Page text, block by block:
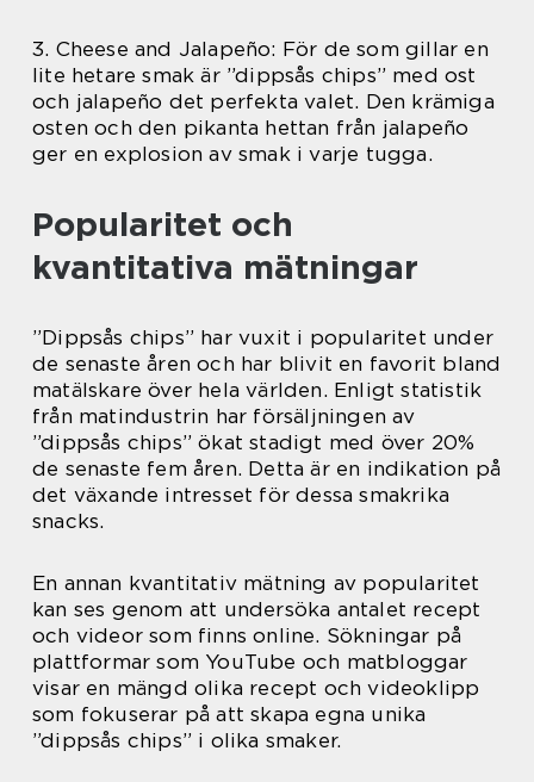
3. Cheese and Jalapeño: För de som gillar en
lite hetare smak är ”dippsås chips” med ost
och jalapeño det perfekta valet. Den krämiga
osten och den pikanta hettan från jalapeño
ger en explosion av smak i varje tugga.
Popularitet och
kvantitativa mätningar
”Dippsås chips” har vuxit i popularitet under
de senaste åren och har blivit en favorit bland
matälskare över hela världen. Enligt statistik
från matindustrin har försäljningen av
”dippsås chips” ökat stadigt med över 20%
de senaste fem åren. Detta är en indikation på
det växande intresset för dessa smakrika
snacks.
En annan kvantitativ mätning av popularitet
kan ses genom att undersöka antalet recept
och videor som finns online. Sökningar på
plattformar som YouTube och matbloggar
visar en mängd olika recept och videoklipp
som fokuserar på att skapa egna unika
”dippsås chips” i olika smaker.